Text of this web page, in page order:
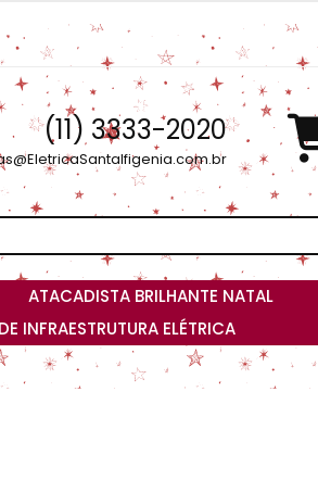
(11) 3333-2020
ATACADISTA BRILHANTE NATAL
INFRAESTRUTURA ELÉTRICA